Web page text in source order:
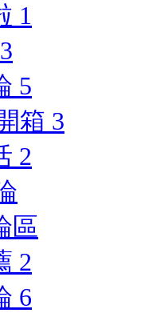
1
5
箱 3
2
區
2
6